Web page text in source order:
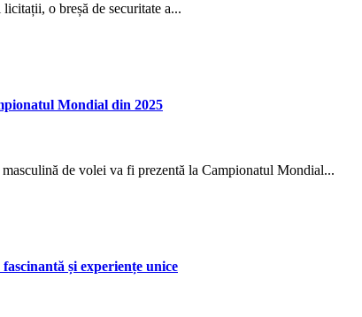
o breșă de securitate a...
Mondial din 2025
de volei va fi prezentă la Campionatul Mondial...
și experiențe unice